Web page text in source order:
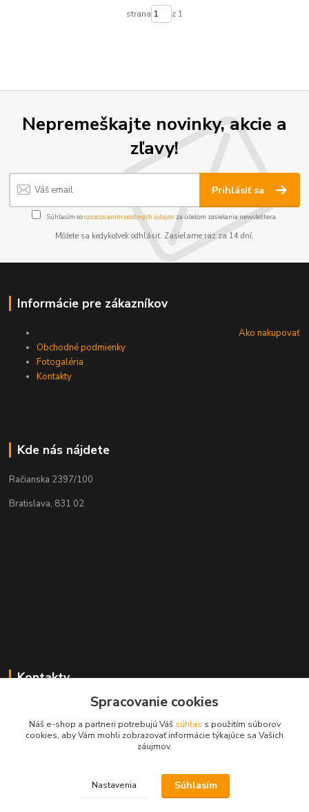
strana z 1
Nepremeškajte novinky, akcie a
zľavy!
Prihlásiť sa
Súhlasím sospracovaním osobných údajov za účelom zasielania newslettera.
Môžete sa kedykoľvek odhlásiť. Zasielame raz za 14 dní.
Informácie pre zákazníkov
Ako nakupovať
Obchodné podmienky
Fotogaléria
Kontakty
Kde nás nájdete
Račianska 2397/100
Bratislava, 831 02
Kontakty
Zákaznícka podpora MADPARTS
+421 903 566 139
(Po-Pia, 8-17 hod.), (So 8-11 hod.)
Spracovanie cookies
Náš e-shop a partneri potrebujú Váš súhlas s použitím súborov
cookies, aby Vám mohli zobrazovať informácie týkajúce sa Vašich
záujmov.
Nastavenia Súhlasím